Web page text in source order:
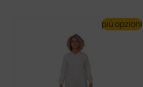
più opzioni